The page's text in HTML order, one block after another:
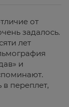
от
задалось.
лет
и
в переплет,